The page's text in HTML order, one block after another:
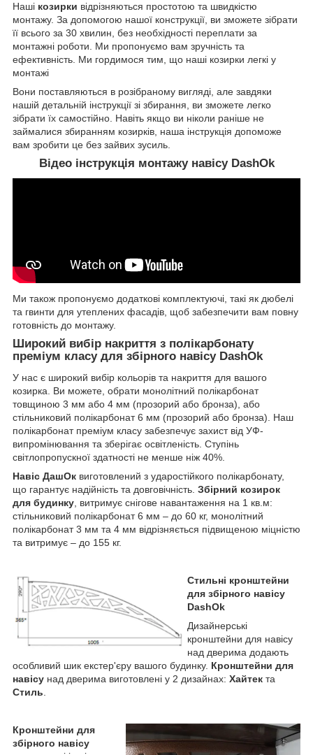
Наші козирки відрізняються простотою та швидкістю
монтажу. За допомогою нашої конструкції, ви зможете зібрати
її всього за 30 хвилин, без необхідності переплати за
монтажні роботи. Ми пропонуємо вам зручність та
ефективність. Ми гордимося тим, що наші козирки легкі у
монтажі
Вони поставляються в розібраному вигляді, але завдяки
нашій детальній інструкції зі збирання, ви зможете легко
зібрати їх самостійно. Навіть якщо ви ніколи раніше не
займалися збиранням козирків, наша інструкція допоможе
вам зробити це без зайвих зусиль.
Відео інструкція монтажу навісу DashOk
Ми також пропонуємо додаткові комплектуючі, такі як дюбелі
та гвинти для утеплених фасадів, щоб забезпечити вам повну
готовність до монтажу.
Широкий вибір накриття з полікарбонату
преміум класу для збірного навісу DashOk
У нас є широкий вибір кольорів та накриття для вашого
козирка. Ви можете, обрати монолітний полікарбонат
товщиною 3 мм або 4 мм (прозорий або бронза), або
стільниковий полікарбонат 6 мм (прозорий або бронза). Наш
полікарбонат преміум класу забезпечує захист від УФ-
випромінювання та зберігає освітленість. Ступінь
світлопропускної здатності не менше ніж 40%.
Навіс ДашОк виготовлений з ударостійкого полікарбонату,
що гарантує надійність та довговічність. Збірний козирок
для будинку , витримує снігове навантаження на 1 кв.м:
стільниковий полікарбонат 6 мм – до 60 кг, монолітний
полікарбонат 3 мм та 4 мм відрізняється підвищеною міцністю
та витримує – до 155 кг.
Стильні кронштейни
для збірного навісу
DashOk
Дизайнерські
кронштейни для навісу
над дверима додають
особливий шик екстер'єру вашого будинку. Кронштейни для
навісу над дверима виготовлені у 2 дизайнах: Хайтек та
Стиль
Кронштейни для
збірного навісу